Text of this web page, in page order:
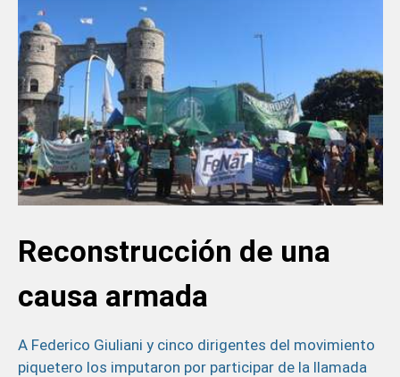
Reconstrucción de una
causa armada
A Federico Giuliani y cinco dirigentes del movimiento
piquetero los imputaron por participar de la llamada